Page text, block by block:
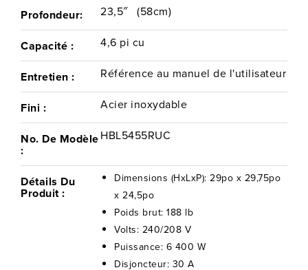
maintien au chaud intégrée garde vos plats frais et prêts
jusqu'à ce que toute la famille soit réunie. Conçu pour les
cuisines canadiennes modernes, ce four encastré Bosch offre
un rendement supérieur, un nettoyage sans effort et des
commandes intuitives qui font de la cuisine une seconde
nature.
Profondeur: 23,5″(58cm)
Capacité : 4,6 pi cu
Entretien : Référence au manuel de l'utilisateur
Fini : Acier inoxydable
No. De Modèle
:
HBL5455RUC
Détails Du
Produit :
Dimensions (HxLxP): 29po x 29,75po
x 24,5po
Poids brut: 188 lb
Volts: 240/208 V
Puissance: 6 400 W
Disjoncteur: 30 A